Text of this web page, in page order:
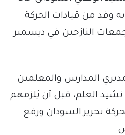
وفد من قيادات الحركة
النازحين في ديسمبر
المدارس والمعلمين
نشيد العلم، قبل أن يُلزمهم
تحرير السودان ورفع